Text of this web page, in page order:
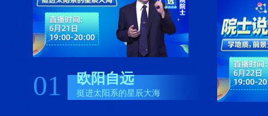
01 欧阳自远
挺进太阳系的星辰大海